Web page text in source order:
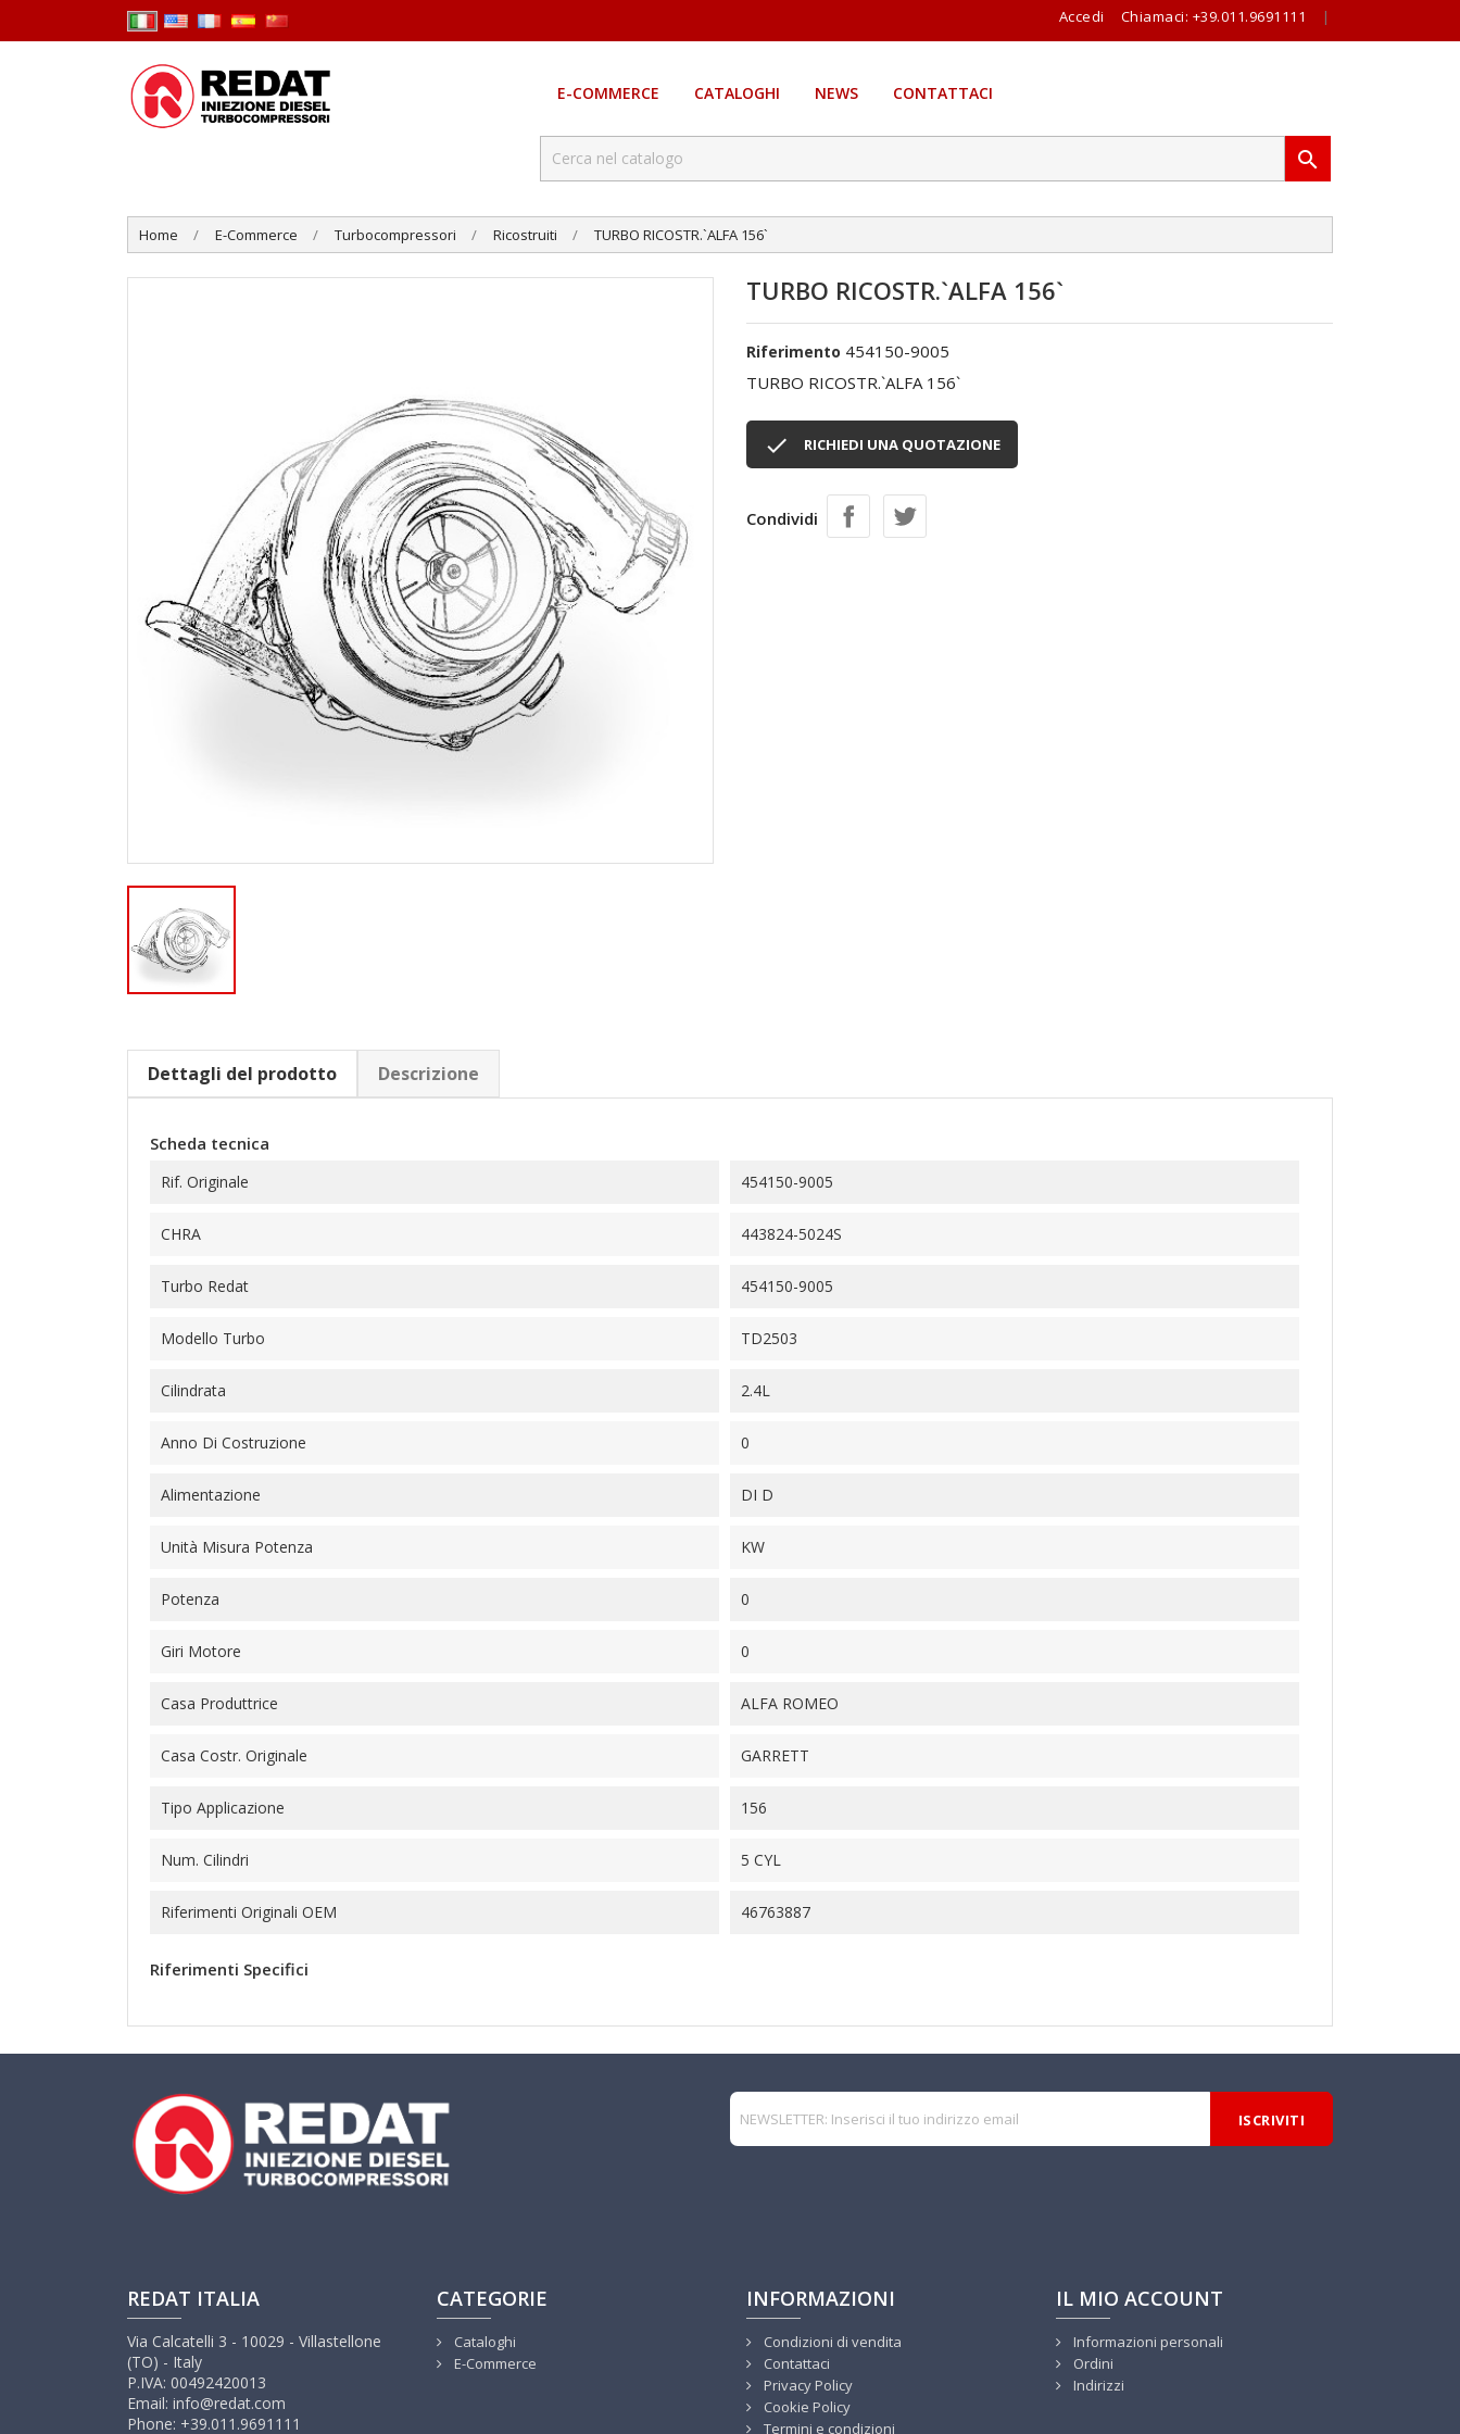
Accedi Chiamaci: +39.011.9691111 |
E-COMMERCE CATALOGHI NEWS CONTATTACI

Home E-Commerce Turbocompressori Ricostruiti TURBO RICOSTR.`ALFA 156`
TURBO RICOSTR.`ALFA 156`
Riferimento 454150-9005
TURBO RICOSTR.`ALFA 156`
 RICHIEDI UNA QUOTAZIONE
Condividi
Dettagli del prodotto Descrizione
Scheda tecnica
Rif. Originale 454150-9005
CHRA 443824-5024S
Turbo Redat 454150-9005
Modello Turbo TD2503
Cilindrata 2.4L
Anno Di Costruzione 0
Alimentazione DI D
Unità Misura Potenza KW
Potenza 0
Giri Motore 0
Casa Produttrice ALFA ROMEO
Casa Costr. Originale GARRETT
Tipo Applicazione 156
Num. Cilindri 5 CYL
Riferimenti Originali OEM 46763887
Riferimenti Specifici
REDAT ITALIA
Via Calcatelli 3 - 10029 - Villastellone
(TO) - Italy
P.IVA: 00492420013
Email: info@redat.com
Phone: +39.011.9691111
CATEGORIE
Cataloghi
E-Commerce
INFORMAZIONI
Condizioni di vendita
Contattaci
Privacy Policy
Cookie Policy
Termini e condizioni
IL MIO ACCOUNT
Informazioni personali
Ordini
Indirizzi